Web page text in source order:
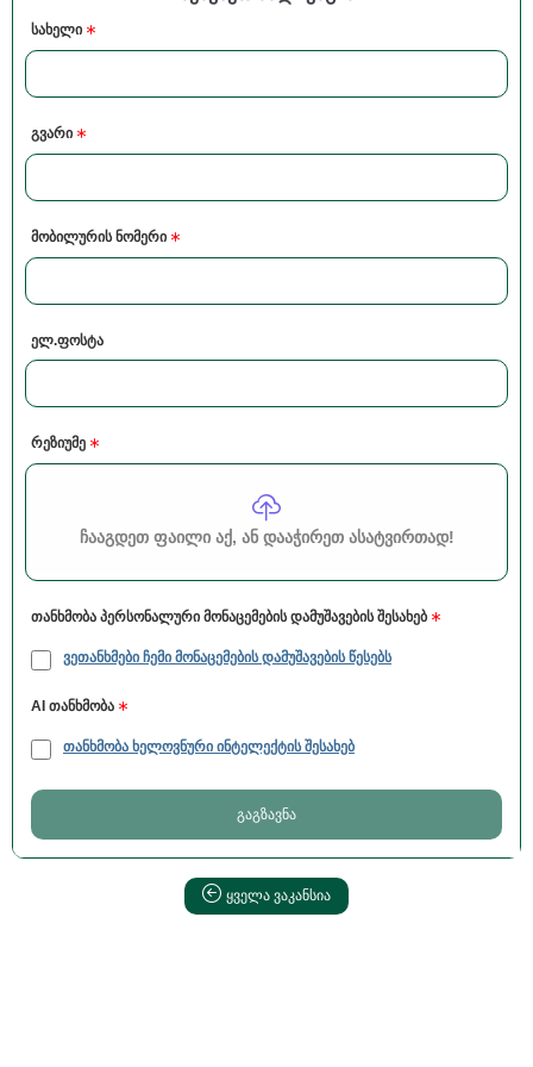
სახელი
გვარი
მობილურის ნომერი
ელ.ფოსტა
რეზიუმე
ᲩᲐᲐᲒᲓᲔᲗ ᲤᲐᲘᲚᲘ ᲐᲥ, ᲐᲜ ᲓᲐᲐᲭᲘᲠᲔᲗ ᲐᲡᲐᲢᲕᲘᲠᲗᲐᲓ!
თანხმობა პერსონალური მონაცემების დამუშავების შესახებ
ვეთანხმები ჩემი მონაცემების დამუშავების წესებს
AI თანხმობა
თანხმობა ხელოვნური ინტელექტის შესახებ
გაგზავნა
ყველა ვაკანსია